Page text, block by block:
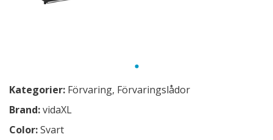
Kategorier: Förvaring, Förvaringslådor
Brand:vidaXL
Color:Svart